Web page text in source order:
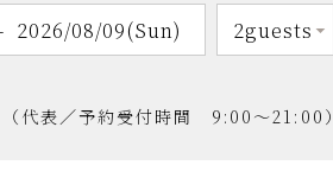
（代表／予約受付時間 9:00～21:00）